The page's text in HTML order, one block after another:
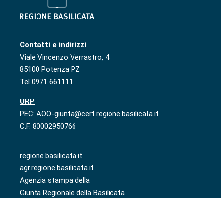
Contatti e indirizzi
Viale Vincenzo Verrastro, 4
85100 Potenza PZ
Tel 0971 661111
URP
PEC: AOO-giunta@cert.regione.basilicata.it
C.F. 80002950766
regione.basilicata.it
agr.regione.basilicata.it
Agenzia stampa della
Giunta Regionale della Basilicata